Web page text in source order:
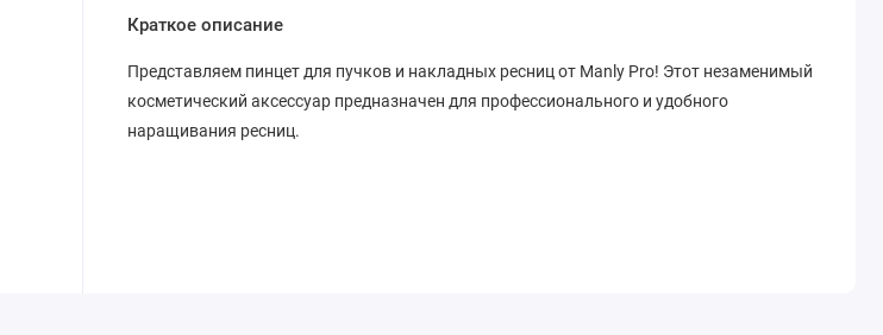
Краткое описание
Представляем пинцет для пучков и накладных ресниц от Manly Pro! Этот незаменимый
косметический аксессуар предназначен для профессионального и удобного
наращивания ресниц.